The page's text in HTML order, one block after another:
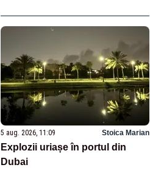
5 aug. 2026, 11:09 Stoica Marian
Explozii uriașe în portul din
Dubai